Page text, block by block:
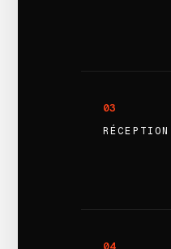
03
RÉCEPTION